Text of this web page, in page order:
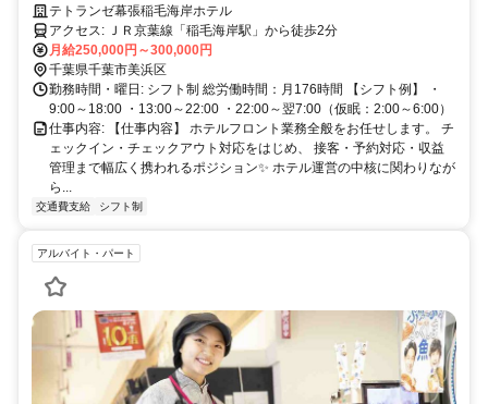
広いスキルが身につく環境！
テトランゼ幕張稲毛海岸ホテル
アクセス: ＪＲ京葉線「稲毛海岸駅」から徒歩2分
月給250,000円～300,000円
千葉県千葉市美浜区
勤務時間・曜日: シフト制 総労働時間：月176時間 【シフト例】 ・
9:00～18:00 ・13:00～22:00 ・22:00～翌7:00（仮眠：2:00～6:00）
仕事内容: 【仕事内容】 ホテルフロント業務全般をお任せします。 チ
ェックイン・チェックアウト対応をはじめ、 接客・予約対応・収益
管理まで幅広く携われるポジション✨ ホテル運営の中核に関わりなが
ら...
交通費支給 シフト制
アルバイト・パート